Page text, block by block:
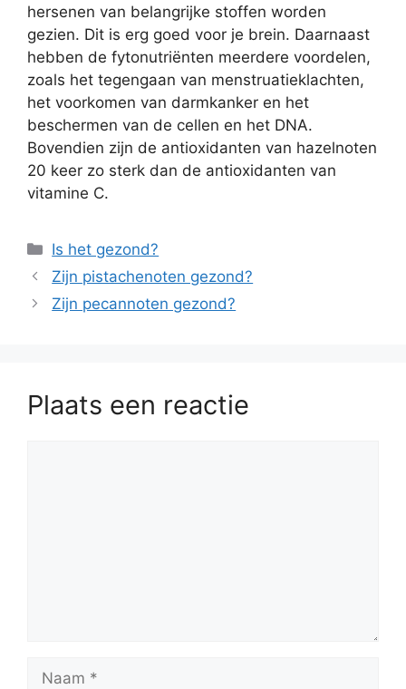
hersenen van belangrijke stoffen worden
gezien. Dit is erg goed voor je brein. Daarnaast
hebben de fytonutriënten meerdere voordelen,
zoals het tegengaan van menstruatieklachten,
het voorkomen van darmkanker en het
beschermen van de cellen en het DNA.
Bovendien zijn de antioxidanten van hazelnoten
20 keer zo sterk dan de antioxidanten van
vitamine C.
Categorieën
Is het gezond?
Zijn pistachenoten gezond?
Zijn pecannoten gezond?
Plaats een reactie
Naam